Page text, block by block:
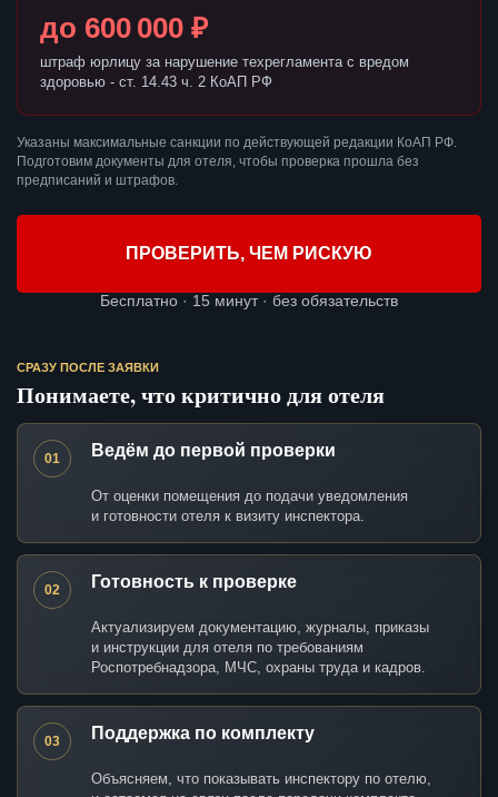
до 600 000 ₽
штраф юрлицу за нарушение техрегламента с вредом
здоровью - ст. 14.43 ч. 2 КоАП РФ
Указаны максимальные санкции по действующей редакции КоАП РФ.
Подготовим документы для отеля, чтобы проверка прошла без
предписаний и штрафов.
ПРОВЕРИТЬ, ЧЕМ РИСКУЮ
Бесплатно · 15 минут · без обязательств
СРАЗУ ПОСЛЕ ЗАЯВКИ
Понимаете, что критично для отеля
01 Ведём до первой проверки
От оценки помещения до подачи уведомления
и готовности отеля к визиту инспектора.
02 Готовность к проверке
Актуализируем документацию, журналы, приказы
и инструкции для отеля по требованиям
Роспотребнадзора, МЧС, охраны труда и кадров.
03 Поддержка по комплекту
Объясняем, что показывать инспектору по отелю,